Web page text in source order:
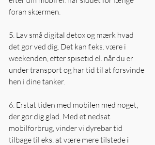
foran skærmen.
5. Lav små digital detox og mærk hvad
det gør ved dig. Det kan f.eks. være i
weekenden, efter spisetid el. når du er
under transport og har tid til at forsvinde
hen i dine tanker.
6. Erstat tiden med mobilen med noget,
der gør dig glad. Med et nedsat
mobilforbrug, vinder vi dyrebar tid
tilbage til eks. at være mere tilstede i